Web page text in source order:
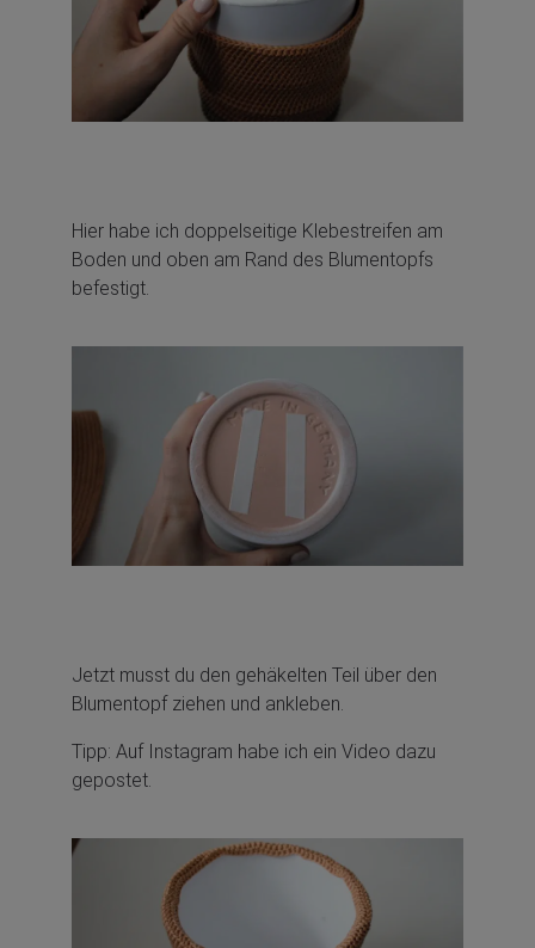
Hier habe ich doppelseitige Klebestreifen am
Boden und oben am Rand des Blumentopfs
befestigt.
Jetzt musst du den gehäkelten Teil über den
Blumentopf ziehen und ankleben.
Tipp: Auf Instagram habe ich ein Video dazu
gepostet.